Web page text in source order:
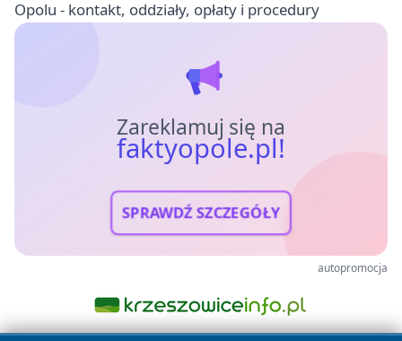
Opolu - kontakt, oddziały, opłaty i procedury
Zareklamuj się na
faktyopole.pl!
SPRAWDŹ SZCZEGÓŁY
autopromocja